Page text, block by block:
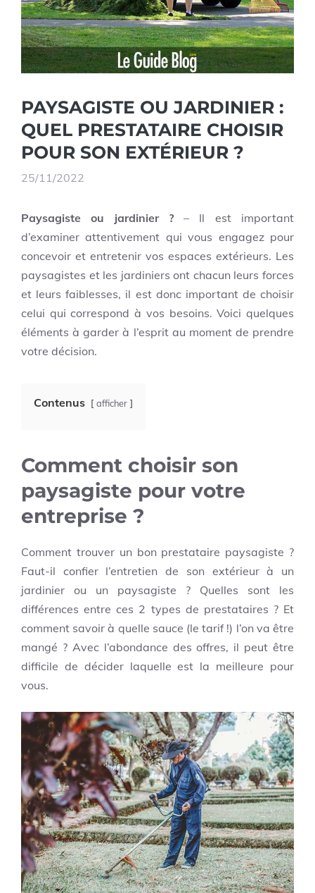
PAYSAGISTE OU JARDINIER :
QUEL PRESTATAIRE CHOISIR
POUR SON EXTÉRIEUR ?
25/11/2022
Paysagiste ou jardinier ?– Il est important
d’examiner attentivement qui vous engagez pour
concevoir et entretenir vos espaces extérieurs. Les
paysagistes et les jardiniers ont chacun leurs forces
et leurs faiblesses, il est donc important de choisir
celui qui correspond à vos besoins. Voici quelques
éléments à garder à l’esprit au moment de prendre
votre décision.
Contenus afficher
Comment choisir son
paysagiste pour votre
entreprise ?
Comment trouver un bon prestataire paysagiste ?
Faut-il confier l’entretien de son extérieur à un
jardinier ou un paysagiste ? Quelles sont les
différences entre ces 2 types de prestataires ? Et
comment savoir à quelle sauce (le tarif !) l’on va être
mangé ? Avec l’abondance des offres, il peut être
difficile de décider laquelle est la meilleure pour
vous.